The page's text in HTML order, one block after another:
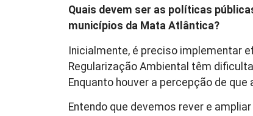
Quais devem ser as políticas
municípios da Mata Atlântica?
Inicialmente, é preciso implementar
Regularização Ambiental têm
Enquanto houver a percepção de
Entendo que devemos rever e